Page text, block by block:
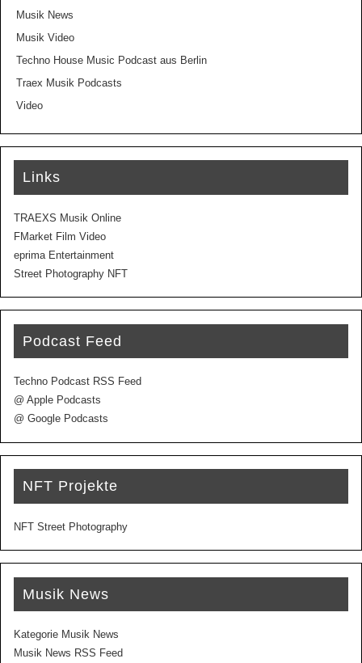
Musik News
Musik Video
Techno House Music Podcast aus Berlin
Traex Musik Podcasts
Video
Links
TRAEXS Musik Online
FMarket Film Video
eprima Entertainment
Street Photography NFT
Podcast Feed
Techno Podcast RSS Feed
@ Apple Podcasts
@ Google Podcasts
NFT Projekte
NFT Street Photography
Musik News
Kategorie Musik News
Musik News RSS Feed